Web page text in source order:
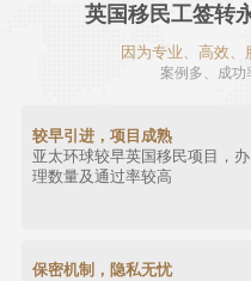
英国移民工签转
因为专业、高效
案例多、成
较早引进，项目成熟
亚太环球较早英国移民项目，办
理数量及通过率较高
保密机制，隐私无忧